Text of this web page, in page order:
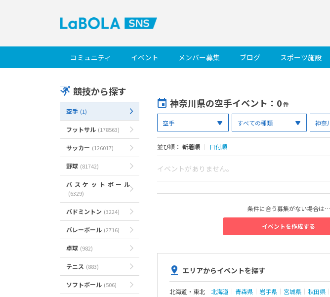
コミュニティ イベント メンバー募集 ブログ スポーツ施設
競技から探す
空手 (1)
フットサル (178563)
サッカー (126017)
野球 (81742)
バスケットボール
(6329)
バドミントン (3224)
バレーボール (2716)
卓球 (982)
テニス (883)
ソフトボール (506)
神奈川県の空手イベント ：0件
並び順： 新着順 ｜ 日付順
イベントがありません。
条件に合う募集がない場合は…
イベントを作成する
エリアからイベントを探す
北海道・東北 北海道 青森県 岩手県 宮城県 秋田県